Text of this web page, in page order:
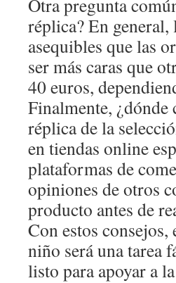
Otra pregunta
réplica? En general,
asequibles que las
ser más caras que
40 euros,
Finalmente, ¿dónde
réplica de la
en tiendas online
plataformas de
opiniones de otros
producto antes de
Con estos
niño será una tarea
listo para apoyar a